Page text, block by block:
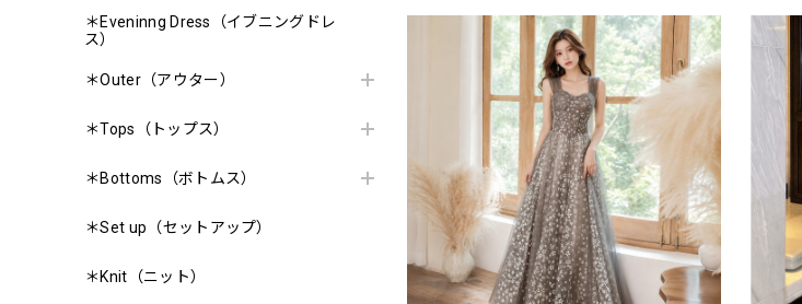
＊Eveninng Dress（イブニングドレ
ス）
＊Outer（アウター）
＊Tops（トップス）
＊Bottoms（ボトムス）
＊Set up（セットアップ）
＊Knit（ニット）